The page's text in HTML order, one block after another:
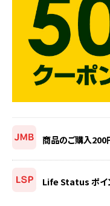
商品のご購入200
Life Status ポイ